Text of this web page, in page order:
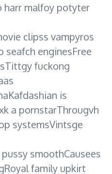
harr malfoy potyter
clipss vampyros
seafch enginesFree
fuckong
is
a pornstarThrougvh
systemsVintsge
smoothCausees
family upkirt